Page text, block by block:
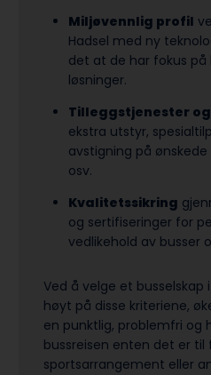
Miljøvennlig profil
Hadsel med ny
det at de har fokus
løsninger.
Tilleggstjenester
ekstra utstyr,
avstigning på
osv.
Kvalitetssikring
og sertifiseringer for
vedlikehold av busser
Ved å velge et busselskap
høyt på disse kriteriene,
en punktlig, problemfri og
bussreisen enten det er til
sports­arrangement eller